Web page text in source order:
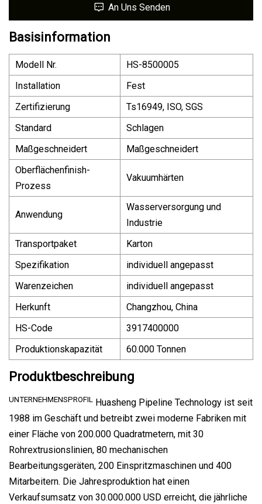
An Uns Senden
Basisinformation
Modell Nr.
HS-8500005
Installation
Fest
Zertifizierung
Ts16949, ISO, SGS
Standard
Schlagen
Maßgeschneidert
Maßgeschneidert
Oberflächenfinish-
Prozess
Vakuumhärten
Anwendung
Wasserversorgung und
Industrie
Transportpaket
Karton
Spezifikation
individuell angepasst
Warenzeichen
individuell angepasst
Herkunft
Changzhou, China
HS-Code
3917400000
Produktionskapazität
60.000 Tonnen
Produktbeschreibung
UNTERNEHMENSPROFIL
Huasheng Pipeline Technology ist seit
1988 im Geschäft und betreibt zwei moderne Fabriken mit
einer Fläche von 200.000 Quadratmetern, mit 30
Rohrextrusionslinien, 80 mechanischen
Bearbeitungsgeräten, 200 Einspritzmaschinen und 400
Mitarbeitern. Die Jahresproduktion hat einen
Verkaufsumsatz von 30.000.000 USD erreicht, die jährliche